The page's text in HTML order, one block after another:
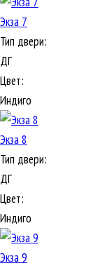
Экза 7
Тип двери:
ДГ
Цвет:
Индиго
Экза 8
Тип двери:
ДГ
Цвет:
Индиго
Экза 9